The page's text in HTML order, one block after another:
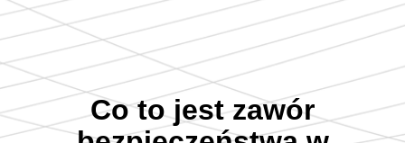
Co to jest zawór